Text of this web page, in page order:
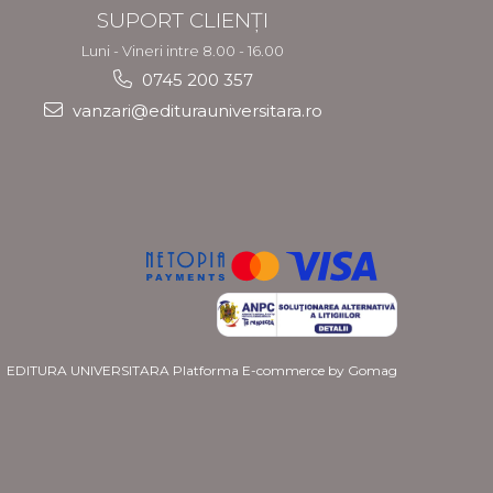
SUPORT CLIENȚI
Luni - Vineri intre 8.00 - 16.00
0745 200 357
vanzari@editurauniversitara.ro
EDITURA UNIVERSITARA Platforma E-commerce by Gomag